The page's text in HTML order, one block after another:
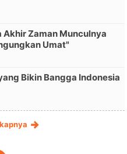
Akhir Zaman Munculnya
Umat"
Bikin Bangga Indonesia